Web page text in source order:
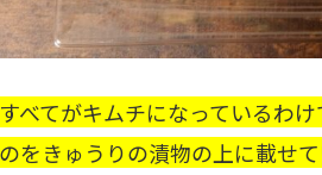
べてがキムチになっているわ
をきゅうりの漬物の上に載せて